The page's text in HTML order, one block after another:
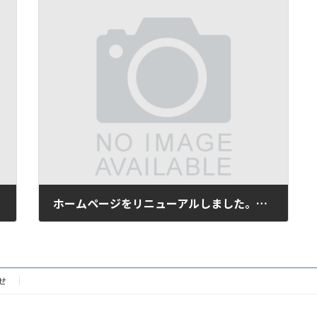
ホームページをリニューアルしました。そして｡｡｡